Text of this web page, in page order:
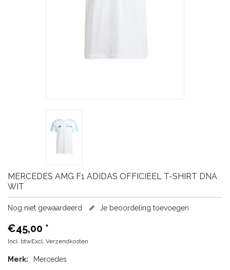
MERCEDES AMG F1 ADIDAS OFFICIEEL T-SHIRT DNA
WIT
Nog niet gewaardeerd Je beoordeling toevoegen
€45,00 *
Incl. btwExcl. Verzendkosten
Merk:
Mercedes